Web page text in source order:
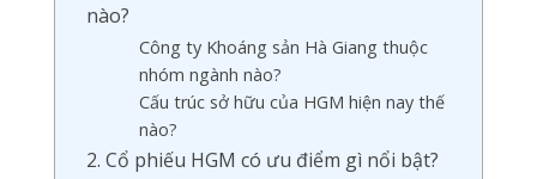
nào?
Công ty Khoáng sản Hà Giang thuộc
nhóm ngành nào?
Cấu trúc sở hữu của HGM hiện nay thế
nào?
2. Cổ phiếu HGM có ưu điểm gì nổi bật?